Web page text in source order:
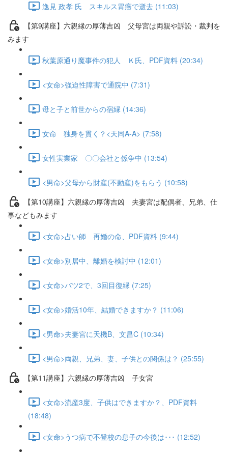
逸見 政孝 氏 スキルス胃癌で逝去 (11:03)
【第9講座】六親縁の厚薄吉凶 父母宮は両親や訴訟・裁判を
みます
秋葉原通り魔事件の犯人 Ｋ氏、PDF資料 (20:34)
<女命>強迫性障害で通院中 (7:31)
母と子と前世からの宿縁 (14:36)
女命 独身を貫く？<天同A-A> (7:58)
女性実業家 〇〇会社と係争中 (13:54)
<男命>父母から財産(不動産)をもらう (10:58)
【第10講座】六親縁の厚薄吉凶 夫妻宮は配偶者、兄弟、仕
事などもみます
<女命>占い師 再婚の命、PDF資料 (9:44)
<女命>別居中、離婚を検討中 (12:01)
<女命>バツ2で、3回目復縁 (7:25)
<女命>婚活10年、結婚できますか？ (11:06)
<男命>夫妻宮に天機B、文昌C (10:34)
<男命>両親、兄弟、妻、子供との関係は？ (25:55)
【第11講座】六親縁の厚薄吉凶 子女宮
<女命>流産3度、子供はできますか？、PDF資料
(18:48)
<女命>うつ病で不登校の息子の今後は･･･ (12:52)